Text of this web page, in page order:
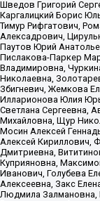
Шведов Григорий
Каргалицкий Борис
Тимур Рифгатович,
Алексадрович,
Паутов Юрий
Пислакова-Паркер
Владимировна,
Николаевна,
Збигневич, Жемкова
Илларионова Юлия
Светлана Сергеевна,
Михайловна, Щур
Мосин Алексей
Алексей Кириллович,
Дмитриевна,
Куприяновна,
Иванович, Голубева
Алексеевна, Закс
Людмила Залмановна,